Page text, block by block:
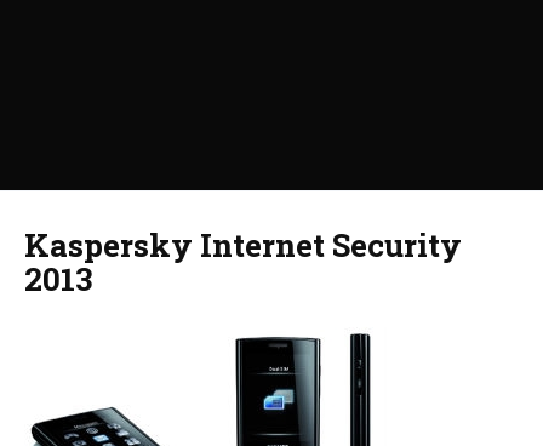
Kaspersky Internet Security
2013